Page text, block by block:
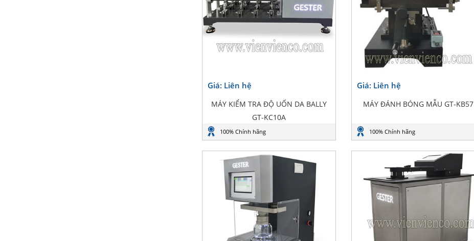
Giá: Liên hệ
MÁY KIỂM TRA ĐỘ UỐN DA BALLY
GT-KC10A
100% Chính hãng
Giá: Liên hệ
MÁY ĐÁNH BÓNG MẪU GT-KB57
100% Chính hãng